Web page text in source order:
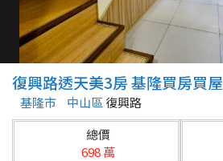
2026 高雄降價好屋限量釋出
縣市
不限
台北市
區域
復興路透天美3房 基隆買房買屋
基隆市 中山區 復興路
總價
698 萬